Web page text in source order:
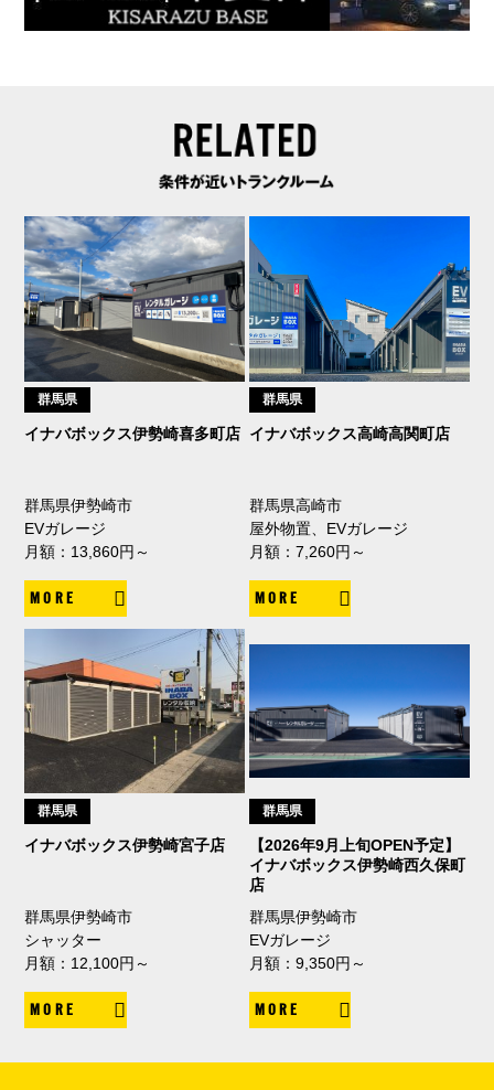
群馬県
イナバボックス伊勢崎喜多町店
群馬県伊勢崎市
EVガレージ
月額：13,860円～
MORE
群馬県
イナバボックス高崎高関町店
群馬県高崎市
屋外物置、EVガレージ
月額：7,260円～
MORE
群馬県
イナバボックス伊勢崎宮子店
群馬県伊勢崎市
シャッター
月額：12,100円～
MORE
群馬県
【2026年9月上旬OPEN予定】
イナバボックス伊勢崎西久保町
店
群馬県伊勢崎市
EVガレージ
月額：9,350円～
MORE